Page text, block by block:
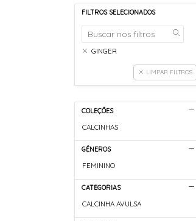
FILTROS SELECIONADOS
GINGER
LIMPAR FILTROS
COLEÇÕES
CALCINHAS
GÊNEROS
FEMININO
CATEGORIAS
CALCINHA AVULSA